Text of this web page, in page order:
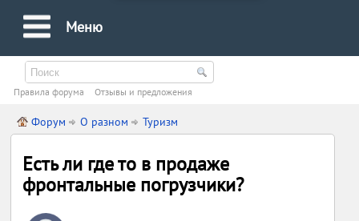
Меню
Правила форума Oтзывы и предложения
Форум О разном Туризм
Есть ли где то в продаже
фронтальные погрузчики?